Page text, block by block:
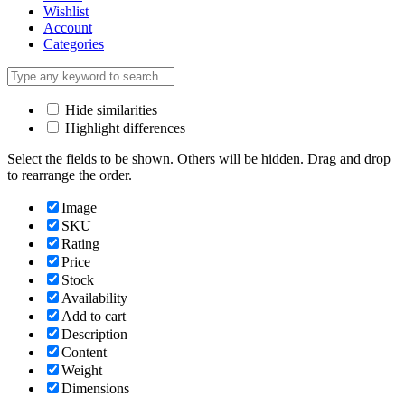
Wishlist
Account
Categories
Hide similarities
Highlight differences
Select the fields to be shown. Others will be hidden. Drag and drop
to rearrange the order.
Image
SKU
Rating
Price
Stock
Availability
Add to cart
Description
Content
Weight
Dimensions